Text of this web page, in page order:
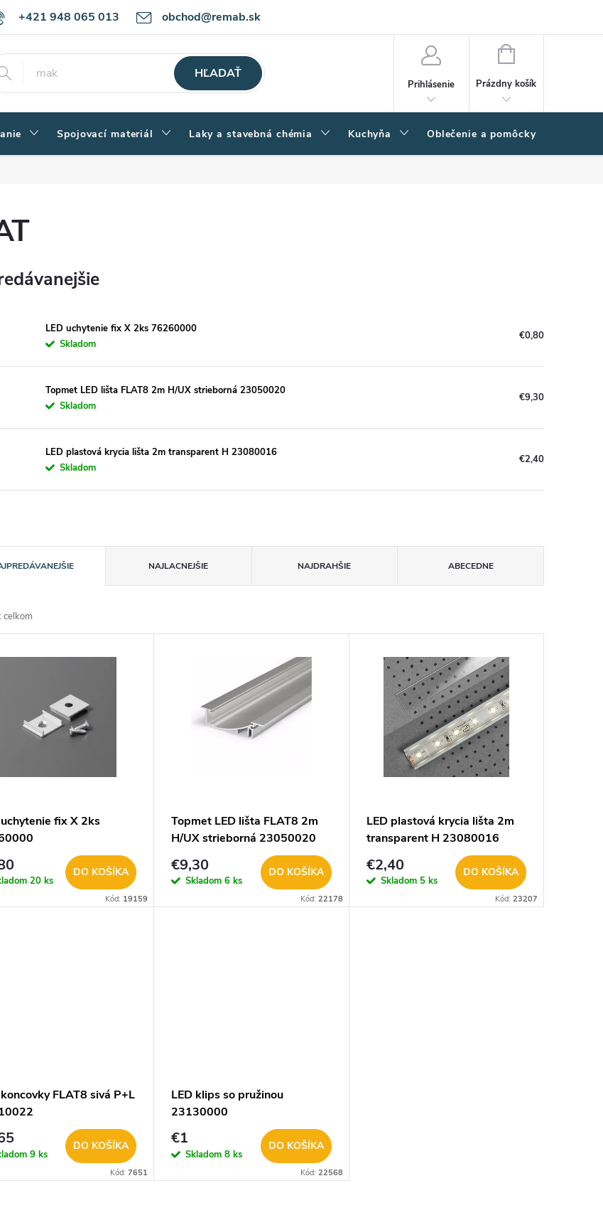
+421 948 065 013 obchod@remab.sk
Podmienky ochrany osobných údajov Ako nakupovať
HĽADAŤ
Prihlásenie
NÁKUPNÝ
Prázdny košík
Spojovací materiál Laky a stavebná chémia Kuchyňa Oblečenie a pomôcky
LED uchytenie fix X 2ks 76260000
Skladom
€0,80
Topmet LED lišta FLAT8 2m H/UX strieborná 23050020
Skladom
€9,30
LED plastová krycia lišta 2m transparent H 23080016
Skladom
€2,40
NAJLACNEJŠIE NAJDRAHŠIE ABECEDNE
celkom
uchytenie fix X 2ks
20 ks
DO KOŠÍKA
Kód: 19159
Topmet LED lišta FLAT8 2m
H/UX strieborná 23050020
€9,30
Skladom6 ks
DO KOŠÍKA
Kód: 22178
LED plastová krycia lišta 2m
transparent H 23080016
€2,40
Skladom 5 ks
DO KOŠÍKA
Kód: 23207
FLAT8 sivá P+L
9 ks
DO KOŠÍKA
Kód:7651
LED klips so pružinou
23130000
€1
Skladom8 ks
DO KOŠÍKA
Kód: 22568